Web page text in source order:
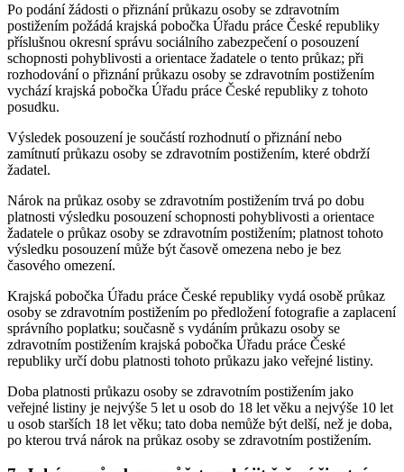
Po podání žádosti o přiznání průkazu osoby se zdravotním
postižením požádá krajská pobočka Úřadu práce České republiky
příslušnou okresní správu sociálního zabezpečení o posouzení
schopnosti pohyblivosti a orientace žadatele o tento průkaz; při
rozhodování o přiznání průkazu osoby se zdravotním postižením
vychází krajská pobočka Úřadu práce České republiky z tohoto
posudku.
Výsledek posouzení je součástí rozhodnutí o přiznání nebo
zamítnutí průkazu osoby se zdravotním postižením, které obdrží
žadatel.
Nárok na průkaz osoby se zdravotním postižením trvá po dobu
platnosti výsledku posouzení schopnosti pohyblivosti a orientace
žadatele o průkaz osoby se zdravotním postižením; platnost tohoto
výsledku posouzení může být časově omezena nebo je bez
časového omezení.
Krajská pobočka Úřadu práce České republiky vydá osobě průkaz
osoby se zdravotním postižením po předložení fotografie a zaplacení
správního poplatku; současně s vydáním průkazu osoby se
zdravotním postižením krajská pobočka Úřadu práce České
republiky určí dobu platnosti tohoto průkazu jako veřejné listiny.
Doba platnosti průkazu osoby se zdravotním postižením jako
veřejné listiny je nejvýše 5 let u osob do 18 let věku a nejvýše 10 let
u osob starších 18 let věku; tato doba nemůže být delší, než je doba,
po kterou trvá nárok na průkaz osoby se zdravotním postižením.